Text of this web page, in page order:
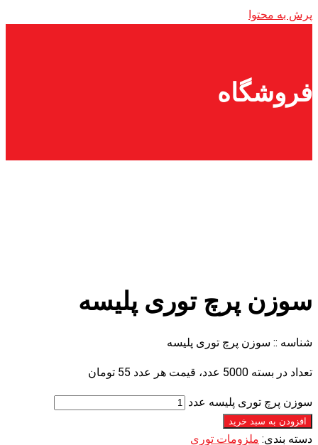
پرش به محتوا
فروشگاه
سوزن پرچ توری پلیسه
شناسه :: سوزن پرچ توری پلیسه
تعداد در بسته 5000 عدد، قیمت هر عدد 55 تومان
سوزن پرچ توری پلیسه عدد
افزودن به سبد خرید
دسته بندی: ملزومات توری